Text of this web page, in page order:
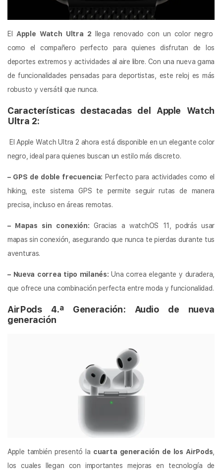
El Apple Watch Ultra 2 llega renovado con un color negro
como el compañero perfecto para quienes disfrutan de los
deportes extremos y actividades al aire libre. Con una nueva gama
de funcionalidades pensadas para deportistas, este reloj es más
robusto y versátil que nunca.
Características destacadas del Apple Watch
Ultra 2:
El Apple Watch Ultra 2 ahora está disponible en un elegante color
negro, ideal para quienes buscan un estilo más discreto.
– GPS de doble frecuencia: Perfecto para actividades como el
hiking, este sistema GPS te permite seguir rutas de manera
precisa, incluso en áreas remotas.
– Mapas sin conexión:Gracias a watchOS 11, podrás usar
mapas sin conexión, asegurando que nunca te pierdas durante tus
aventuras.
– Nueva correa tipo milanés:Una correa elegante y duradera,
que ofrece una combinación perfecta entre moda y funcionalidad.
AirPods 4.ª Generación: Audio de nueva
generación
Apple también presentó la cuarta generación de los AirPods,
los cuales llegan con importantes mejoras en tecnología de